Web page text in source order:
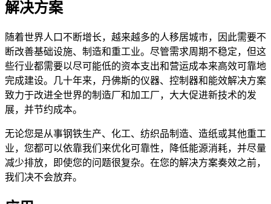
解决方案
随着世界人口不断增长，越来越多的人移居城市，因此需要不
断改善基础设施、制造和重工业。尽管需求周期不稳定，但这
些行业都需要以尽可能低的资本支出和营运成本来高效可靠地
完成建设。几十年来，丹佛斯的仪器、控制器和能效解决方案
致力于改进全世界的制造厂和加工厂，大大促进新技术的发
展，并节约成本。
无论您是从事钢铁生产、化工、纺织品制造、造纸或其他重工
业，您都可以依靠我们来优化可靠性，降低能源消耗，并尽量
减少排放，即使您的问题很复杂。在您的解决方案奏效之前，
我们决不会放弃。